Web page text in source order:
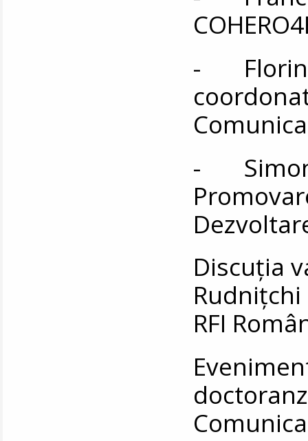
- Florin
-
Discuția
RFI